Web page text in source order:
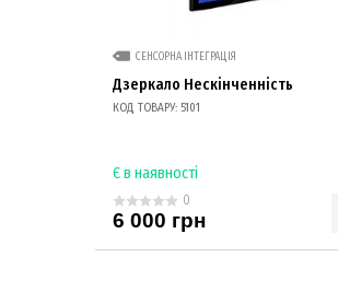
СЕНСОРНА ІНТЕГРАЦІЯ
Дзеркало Нескінченність
КОД ТОВАРУ: 5101
Є в наявності
0
6 000 грн